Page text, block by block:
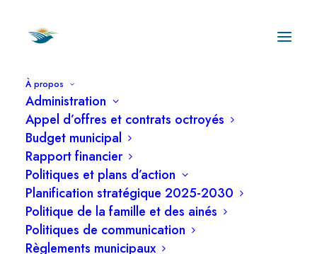
À propos
Administration
Appel d’offres et contrats octroyés
Budget municipal
Rapport financier
Politiques et plans d’action
Planification stratégique 2025-2030
Politique de la famille et des ainés
Politiques de communication
Règlements municipaux
Les 5 orientation
de la Planification